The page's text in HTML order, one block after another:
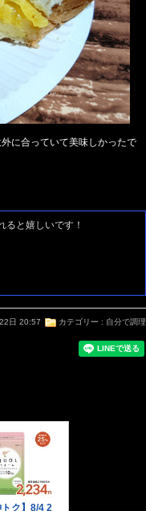
に合っていて美味しかったで
ると嬉しいです！
日 20:57 カテゴリー : 自分で調理